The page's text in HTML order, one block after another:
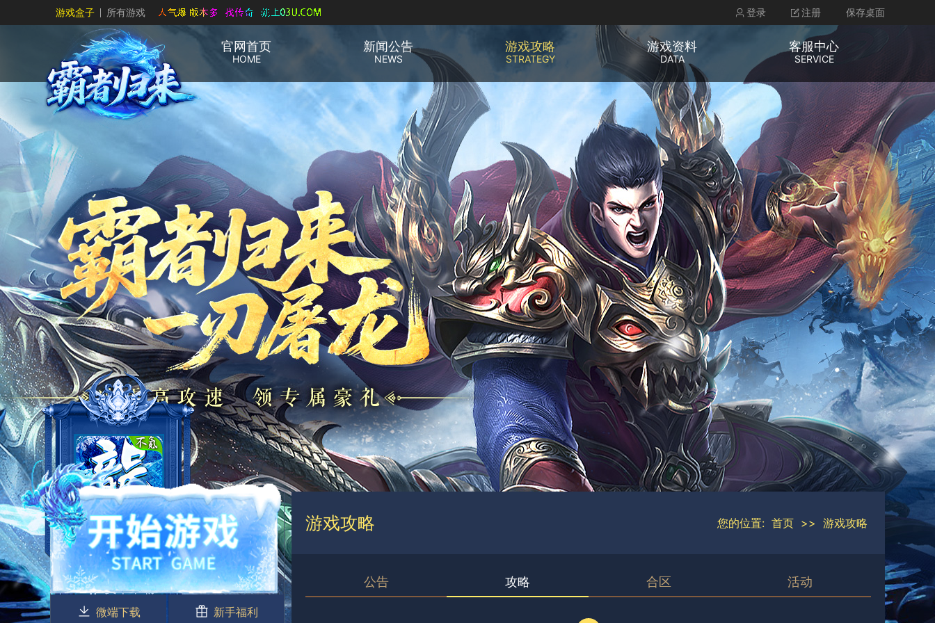
游戏盒子 所有游戏 登录 注册 保存桌面
官网首页
HOME
新闻公告
NEWS
游戏攻略
STRATEGY
游戏资料
DATA
客服中心
SERVICE
微端下载 新手福利
游戏攻略 您的位置: 首页 >> 游戏攻略
公告 攻略 合区 活动